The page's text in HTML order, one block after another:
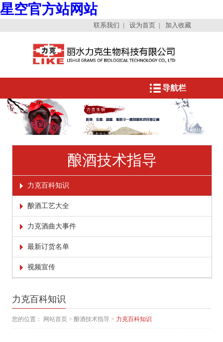
星空官方站网站
联系我们 | 设为首页 | 加入收藏
导航栏
酿酒技术指导
力克百科知识
酿酒工艺大全
力克酒曲大事件
最新订货名单
视频宣传
力克百科知识
您的位置： 网站首页 > 酿酒技术指导 > 力克百科知识